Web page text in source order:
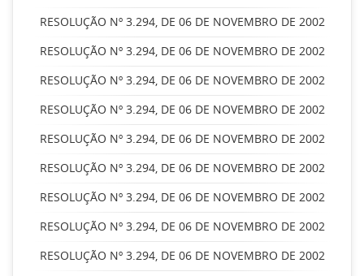
RESOLUÇÃO Nº 3.294, DE 06 DE NOVEMBRO DE 2002
RESOLUÇÃO Nº 3.294, DE 06 DE NOVEMBRO DE 2002
RESOLUÇÃO Nº 3.294, DE 06 DE NOVEMBRO DE 2002
RESOLUÇÃO Nº 3.294, DE 06 DE NOVEMBRO DE 2002
RESOLUÇÃO Nº 3.294, DE 06 DE NOVEMBRO DE 2002
RESOLUÇÃO Nº 3.294, DE 06 DE NOVEMBRO DE 2002
RESOLUÇÃO Nº 3.294, DE 06 DE NOVEMBRO DE 2002
RESOLUÇÃO Nº 3.294, DE 06 DE NOVEMBRO DE 2002
RESOLUÇÃO Nº 3.294, DE 06 DE NOVEMBRO DE 2002